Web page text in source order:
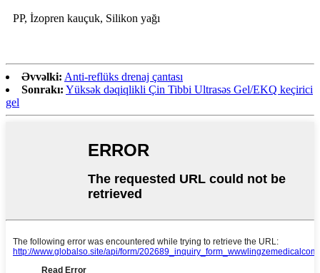
PP, İzopren kauçuk, Silikon yağı
Əvvəlki: Anti-reflüks drenaj çantası
Sonrakı: Yüksək dəqiqlikli Çin Tibbi Ultrasəs Gel/EKQ keçirici
gel